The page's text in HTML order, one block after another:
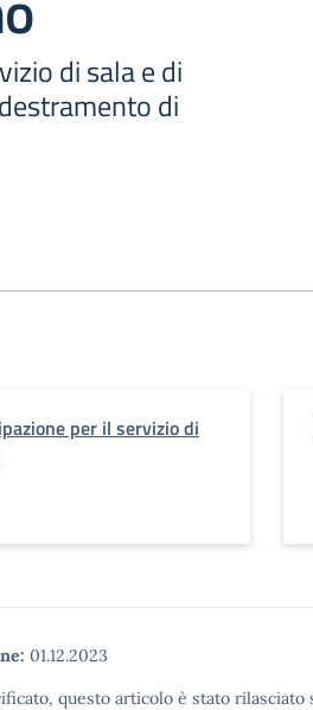
di sala e di
di
per il servizio di
01.12.2023
questo articolo è stato